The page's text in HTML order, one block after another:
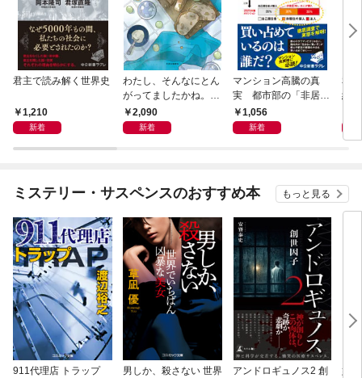
君主で読み解く世界史
1,210
新着
わたし、そんなにとん
がってましたかね。
獅子座、Ａ型、丙午は
めぐる
2,090
新着
マンション高騰の真
実 都市部の「非居住
化」が街を壊す
1,056
新着
私
紀
ミステリー・サスペンスのおすすめ本 もっと見る
911代理店 トラップ
男しか、殺さない 世界
アンドロギュノス2 創
姐